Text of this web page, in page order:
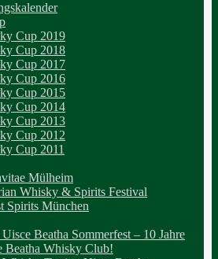
Cup 2019
Cup 2018
Cup 2017
Cup 2016
Cup 2015
Cup 2014
Cup 2013
Cup 2012
Cup 2011
Mülheim
Whisky & Spirits Festival
Spirits München
Beatha Sommerfest – 10 Jahre
Beatha Whisky Club!